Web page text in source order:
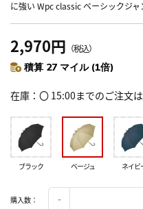
に強い Wpc classic ベーシックジャ
2,970円 （税込）
積算 27 マイル (1倍)
在庫 〇 15:00までのご注文
ブラック ベージュ ネイビ
購入数：